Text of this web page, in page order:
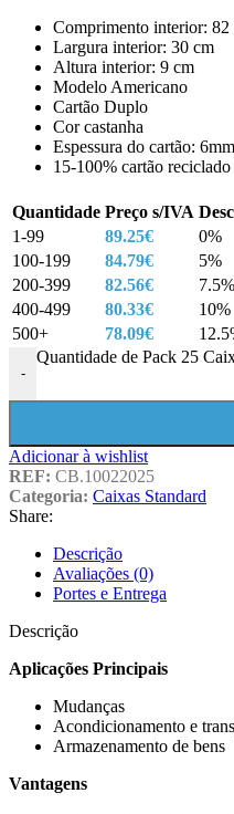
Comprimento interior: 82
Largura interior: 30 cm
Altura interior: 9 cm
Modelo Americano
Cartão Duplo
Cor castanha
Espessura do cartão: 6mm
15-100% cartão reciclado
Quantidade Preço s/IVA
1-99
89.25€
0%
100-199
84.79€
5%
200-399
82.56€
7.5%
400-499
80.33€
10%
500+
78.09€
-
Quantidade de Pack 25
Adicionar à wishlist
REF: CB.10022025
Categoria: Caixas Standard
Share:
Descrição
Avaliações (0)
Portes e Entrega
Descrição
Aplicações Principais
Mudanças
Acondicionamento e
Armazenamento de bens
Vantagens